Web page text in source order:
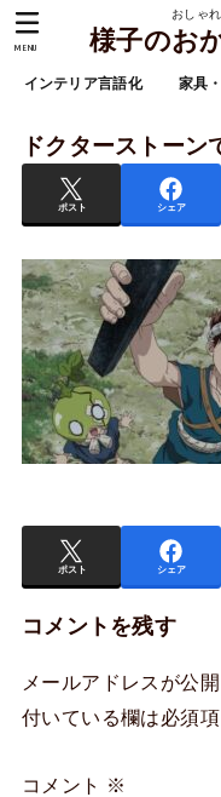
おしゃ
様子のお
インテリア言語化 家具
MENU
ドクターストー
ポスト シェア
ポスト シェア
コメントを残す
メールアドレスが公
付いている欄は必須
コメント ※